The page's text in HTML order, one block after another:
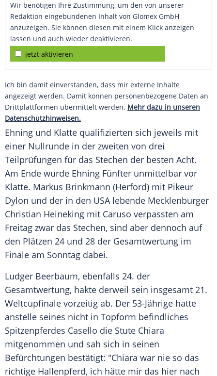
Wir benötigen Ihre Zustimmung, um den von unserer
Redaktion eingebundenen Inhalt von Glomex GmbH
anzuzeigen. Sie können diesen mit einem Klick anzeigen
lassen und auch wieder deaktivieren.
jetzt aktivieren
Ich bin damit einverstanden, dass mir externe Inhalte
angezeigt werden. Damit können personenbezogene Daten an
Drittplattformen übermittelt werden. Mehr dazu in unseren
Datenschutzhinweisen.
Ehning und Klatte qualifizierten sich jeweils mit
einer Nullrunde in der zweiten von drei
Teilprüfungen für das Stechen der besten Acht.
Am Ende wurde Ehning Fünfter unmittelbar vor
Klatte. Markus Brinkmann (Herford) mit Pikeur
Dylon und der in den USAlebende Mecklenburger
Christian Heineking mit Caruso verpassten am
Freitag zwar das Stechen, sind aber dennoch auf
den Plätzen 24 und 28 der Gesamtwertung im
Finale am Sonntag dabei.
Ludger Beerbaum, ebenfalls 24. der
Gesamtwertung, hakte derweil sein insgesamt 21.
Weltcupfinale vorzeitig ab. Der 53-Jährige hatte
anstelle seines nicht in Topform befindliches
Spitzenpferdes Casello die Stute Chiara
mitgenommen und sah sich in seinen
Befürchtungen bestätigt: "Chiara war nie so das
richtige Hallenpferd, ich hätte mir das hier nach